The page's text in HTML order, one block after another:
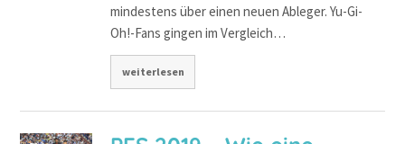
mindestens über einen neuen Ableger. Yu-Gi-
Oh!-Fans gingen im Vergleich…
weiterlesen